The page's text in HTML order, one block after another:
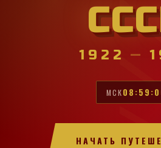
1922 —
МСК
НАЧАТЬ